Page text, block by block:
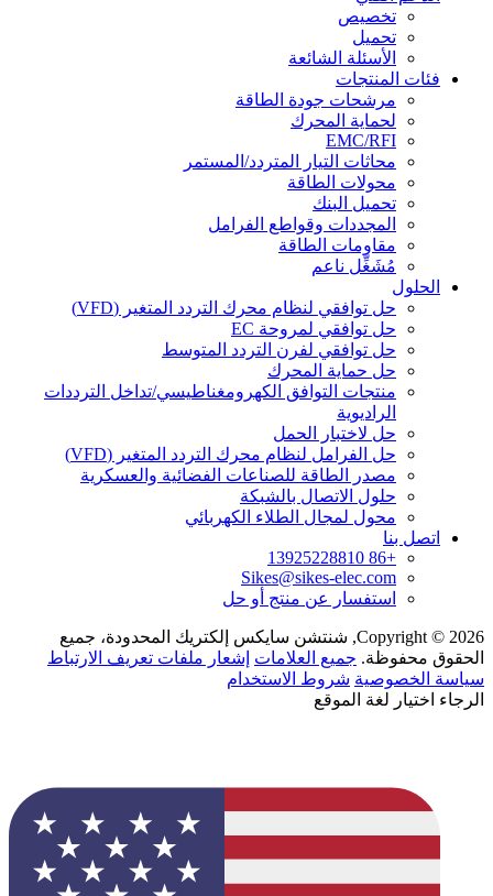
تخصيص
تحميل
الأسئلة الشائعة
فئات المنتجات
مرشحات جودة الطاقة
لحماية المحرك
EMC/RFI
محاثات التيار المتردد/المستمر
محولات الطاقة
تحميل البنك
المجددات وقواطع الفرامل
مقاومات الطاقة
مُشَغِّل ناعم
الحلول
حل توافقي لنظام محرك التردد المتغير (VFD)
حل توافقي لمروحة EC
حل توافقي لفرن التردد المتوسط
حل حماية المحرك
منتجات التوافق الكهرومغناطيسي/تداخل الترددات
الراديوية
حل لاختبار الحمل
حل الفرامل لنظام محرك التردد المتغير (VFD)
مصدر الطاقة للصناعات الفضائية والعسكرية
حلول الاتصال بالشبكة
محول لمجال الطلاء الكهربائي
اتصل بنا
+86 13925228810
Sikes@sikes-elec.com
استفسار عن منتج أو حل
Copyright © 2026, شنتشن سايكس إلكتريك المحدودة، جميع
الحقوق محفوظة. جميع العلامات إشعار ملفات تعريف الارتباط
سياسة الخصوصية شروط الاستخدام
الرجاء اختيار لغة الموقع